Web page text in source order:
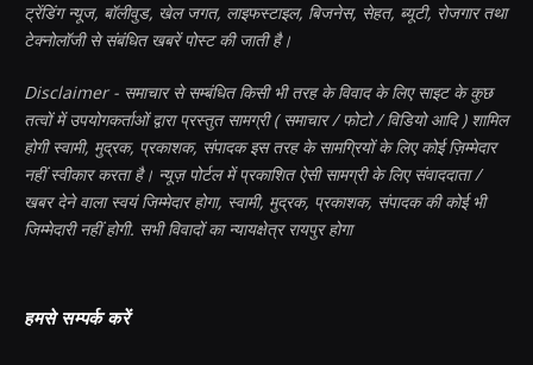
ट्रेंडिंग न्यूज, बॉलीवुड, खेल जगत, लाइफस्टाइल, बिजनेस, सेहत, ब्यूटी, रोजगार तथा
टेक्नोलॉजी से संबंधित खबरें पोस्ट की जाती है।
Disclaimer - समाचार से सम्बंधित किसी भी तरह के विवाद के लिए साइट के कुछ
तत्वों में उपयोगकर्ताओं द्वारा प्रस्तुत सामग्री ( समाचार / फोटो / विडियो आदि ) शामिल
होगी स्वामी, मुद्रक, प्रकाशक, संपादक इस तरह के सामग्रियों के लिए कोई ज़िम्मेदार
नहीं स्वीकार करता है। न्यूज़ पोर्टल में प्रकाशित ऐसी सामग्री के लिए संवाददाता /
खबर देने वाला स्वयं जिम्मेदार होगा, स्वामी, मुद्रक, प्रकाशक, संपादक की कोई भी
जिम्मेदारी नहीं होगी. सभी विवादों का न्यायक्षेत्र रायपुर होगा
हमसे सम्पर्क करें